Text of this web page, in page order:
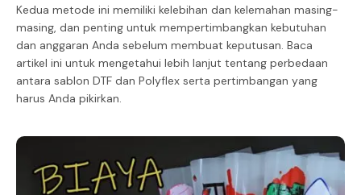
Kedua metode ini memiliki kelebihan dan kelemahan masing-
masing, dan penting untuk mempertimbangkan kebutuhan
dan anggaran Anda sebelum membuat keputusan. Baca
artikel ini untuk mengetahui lebih lanjut tentang perbedaan
antara sablon DTF dan Polyflex serta pertimbangan yang
harus Anda pikirkan.